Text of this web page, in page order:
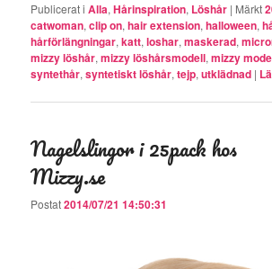
Publicerat i Alla,Hårinspiration, Löshår | Märkt
catwoman,clip on,hair extension,halloween,
hårförlängningar,katt,loshar,maskerad,
mizzy löshår,mizzy löshårsmodell,mizzy
syntethår,syntetiskt löshår,tejp,utklädnad |
Nagelslingor i 25pack hos
Mizzy.se
Postat2014/07/21 14:50:31